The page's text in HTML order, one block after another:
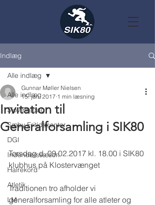
Indlæg
Alle indlæg
Sjov Fredag
Sæby Fritidscenter
DGI
Indendørssæson
Halrekord
Atletik
LM
Alle indlæg
Invitation til
Generalforsamling i SIK80
Gunnar Møller Nielsen
15. jan. 2017 1 min læsning
Torsdag d. 09.02.2017 kl. 18.00 i SIK80
klubhus på Klostervænget
Traditionen tro afholder vi
generalforsamling for alle atleter og